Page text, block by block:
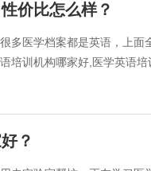
价比怎么样？
多医学档案都是英语，上
培训机构哪家好,医学英语
？